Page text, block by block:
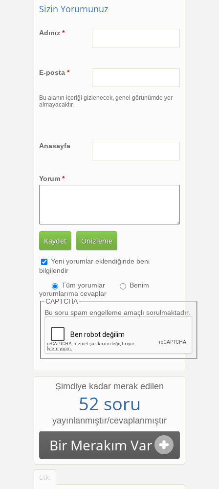
Sizin Yorumunuz
Adınız *
E-posta *
Bu alanın içeriği gizlenecek, genel görünümde yer
almayacaktır.
Anasayfa
Yorum *
Yeni yorumlar eklendiğinde beni
bilgilendir
Tüm yorumlar
Benim
yorumlarıma cevaplar
CAPTCHA
Bu soru spam engelleme amaçlı sorulmaktadır.
Şimdiye kadar merak edilen
52 soru
yayınlanmıştır/cevaplanmıştır
Bir Merakım Var
Etk.